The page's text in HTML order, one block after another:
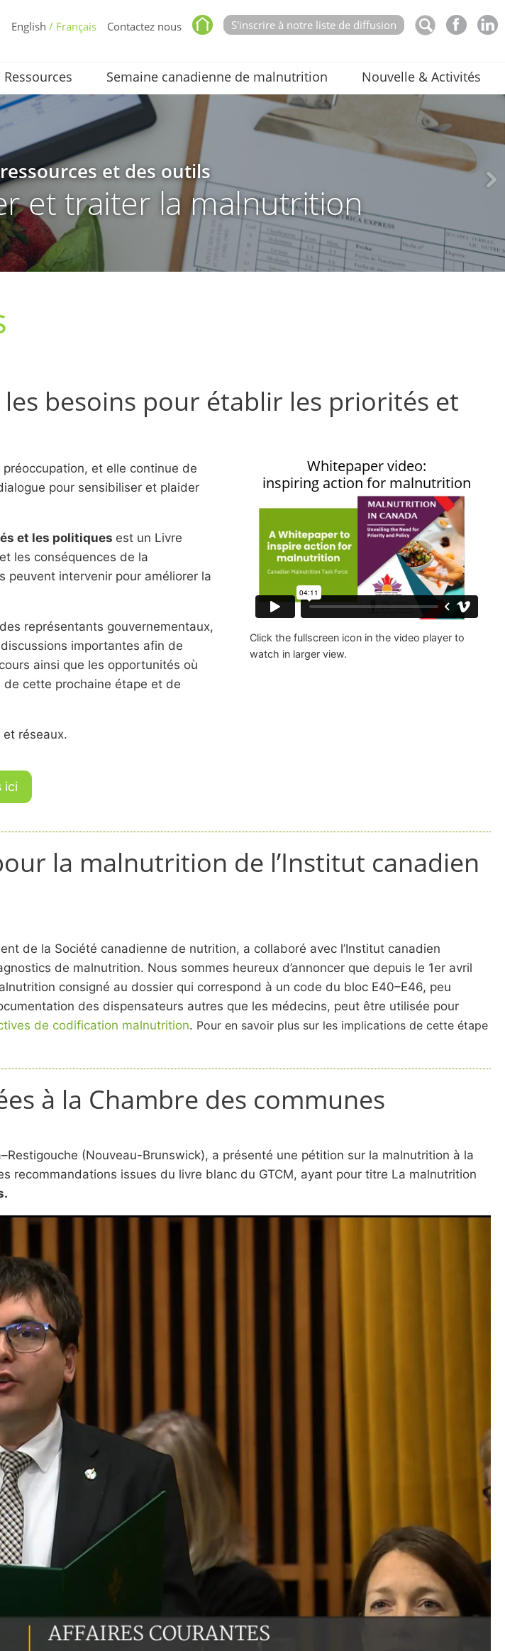
S'inscrire à notre liste de diffusion
Contactez nous
English / Français
Ressources Semaine canadienne de malnutrition Nouvelle & Activités
et des outils
et traiter la malnutrition
besoins pour établir les priorités et
Whitepaper video:
inspiring action for malnutrition
Click the fullscreen icon in the video player to
watch in larger view.
et elle continue de
pour sensibiliser et plaider
et les politiques est un Livre
les conséquences de la
peuvent intervenir pour améliorer la
représentants gouvernementaux,
importantes afin de
ainsi que les opportunités où
de cette prochaine étape et de
réseaux.
ici
la malnutrition de l’Institut canadien
de la Société canadienne de nutrition, a collaboré avec l’Institut canadien
de malnutrition. Nous sommes heureux d’annoncer que depuis le 1er avril
consigné au dossier qui correspond à un code du bloc E40–E46, peu
des dispensateurs autres que les médecins, peut être utilisée pour
de codification malnutrition. Pour en savoir plus sur les implications de cette étape
à la Chambre des communes
(Nouveau-Brunswick), a présenté une pétition sur la malnutrition à la
recommandations issues du livre blanc du GTCM, ayant pour titre La malnutrition